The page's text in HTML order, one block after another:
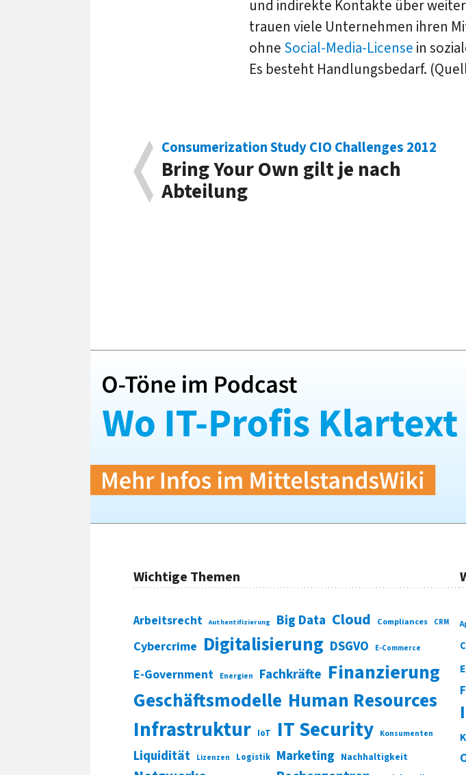
und indirekte Kontakte über
trauen viele Unternehmen ihren
ohne Social-Media-License in
Es besteht Handlungsbedarf.
Consumerization Study CIO Challenges 2012
Bring Your Own gilt je nach
Abteilung
Wichtige Themen
Arbeitsrecht Authentifizierung Big Data Cloud Compliances CRM
Cybercrime Digitalisierung DSGVO E-Commerce
E-Government Energien Fachkräfte Finanzierung
Geschäftsmodelle Human Resources
Infrastruktur IoT IT Security Konsumenten
Liquidität Lizenzen Logistik Marketing Nachhaltigkeit